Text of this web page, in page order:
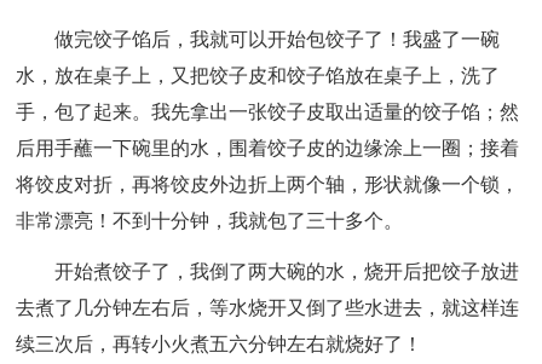
做完饺子馅后，我就可以开始包饺子了！我盛了一碗
水，放在桌子上，又把饺子皮和饺子馅放在桌子上，洗了
手，包了起来。我先拿出一张饺子皮取出适量的饺子馅；然
后用手蘸一下碗里的水，围着饺子皮的边缘涂上一圈；接着
将饺皮对折，再将饺皮外边折上两个轴，形状就像一个锁，
非常漂亮！不到十分钟，我就包了三十多个。
开始煮饺子了，我倒了两大碗的水，烧开后把饺子放进
去煮了几分钟左右后，等水烧开又倒了些水进去，就这样连
续三次后，再转小火煮五六分钟左右就烧好了！